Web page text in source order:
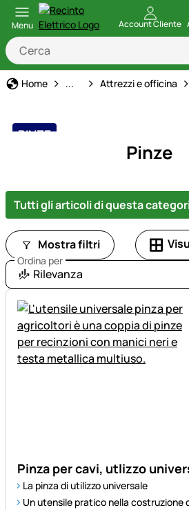
Menu Account Cliente
Home Casa, Giardino e Fattoria
... Attrezzi e officina
PINZE
Pinze
Tutti gli articoli di questa
Mostra filtri
Ordina per
Rilevanza
Pinza per cavi, utlizzo
La pinza di utilizzo universale
Un utensile pratico nella costruzione